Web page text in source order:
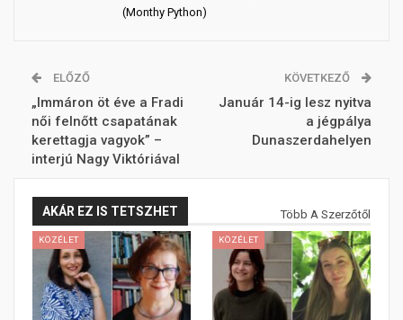
(Monthy Python)
ELŐZŐ
„Immáron öt éve a Fradi
női felnőtt csapatának
kerettagja vagyok” –
interjú Nagy Viktóriával
KÖVETKEZŐ
Január 14-ig lesz nyitva
a jégpálya
Dunaszerdahelyen
AKÁR EZ IS TETSZHET Több A Szerzőtől
KÖZÉLET KÖZÉLET